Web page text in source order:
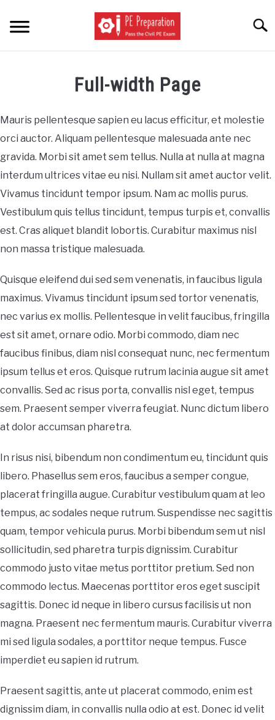
content
CONTACT
Full-width Page
Mauris pellentesque sapien eu lacus efficitur, et molestie
orci auctor. Aliquam pellentesque malesuada ante nec
gravida. Morbi sit amet sem tellus. Nulla at nulla at magna
interdum ultrices vitae eu nisi. Nullam sit amet auctor velit.
Vivamus tincidunt tempor ipsum. Nam ac mollis purus.
Vestibulum quis tellus tincidunt, tempus turpis et, convallis
est. Cras aliquet blandit lobortis. Curabitur maximus nisl
non massa tristique malesuada.
Quisque eleifend dui sed sem venenatis, in faucibus ligula
maximus. Vivamus tincidunt ipsum sed tortor venenatis,
nec varius ex mollis. Pellentesque in velit faucibus, fringilla
est sit amet, ornare odio. Morbi commodo, diam nec
faucibus finibus, diam nisl consequat nunc, nec fermentum
ipsum tellus et eros. Quisque rutrum lacinia augue sit amet
convallis. Sed ac risus porta, convallis nisl eget, tempus
sem. Praesent semper viverra feugiat. Nunc dictum libero
at dolor accumsan pharetra.
In risus nisi, bibendum non condimentum eu, tincidunt quis
libero. Phasellus sem eros, faucibus a semper congue,
placerat fringilla augue. Curabitur vestibulum quam at leo
tempus, ac sodales neque rutrum. Suspendisse nec sagittis
quam, tempor vehicula purus. Morbi bibendum sem ut nisl
sollicitudin, sed pharetra turpis dignissim. Curabitur
commodo justo vitae metus porttitor pretium. Sed non
commodo lectus. Maecenas porttitor eros eget suscipit
sagittis. Donec id neque in libero cursus facilisis ut non
magna. Praesent nec fermentum mauris. Curabitur viverra
mi sed ligula sodales, a porttitor neque tempus. Fusce
imperdiet eu sapien id rutrum.
Praesent sagittis, ante ut placerat commodo, enim est
dignissim diam, in convallis nulla odio at est. Donec id velit